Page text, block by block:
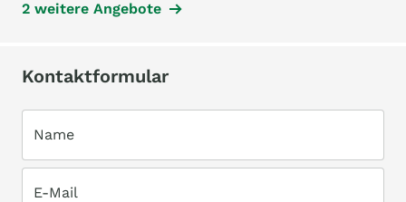
2 weitere Angebote
Kontaktformular
Name
E-Mail